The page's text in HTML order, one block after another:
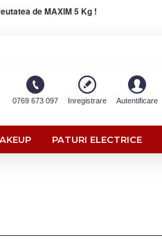
de MAXIM 5 Kg !
0769 673 097 Inregistrare Autentificare
PATURI ELECTRICE